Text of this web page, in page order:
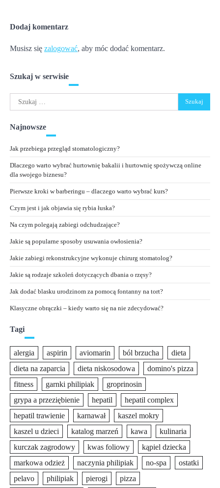
Dodaj komentarz
Musisz się zalogować, aby móc dodać komentarz.
Szukaj w serwisie
Szukaj:
Najnowsze
Jak przebiega przegląd stomatologiczny?
Dlaczego warto wybrać hurtownię bakalii i hurtownię spożywczą online
dla swojego biznesu?
Pierwsze kroki w barberingu – dlaczego warto wybrać kurs?
Czym jest i jak objawia się rybia łuska?
Na czym polegają zabiegi odchudzające?
Jakie są popularne sposoby usuwania owłosienia?
Jakie zabiegi rekonstrukcyjne wykonuje chirurg stomatolog?
Jakie są rodzaje szkoleń dotyczących dbania o rzęsy?
Jak dodać blasku urodzinom za pomocą fontanny na tort?
Klasyczne obrączki – kiedy warto się na nie zdecydować?
Tagi
alergia aspirin aviomarin ból brzucha
dieta
dieta na zaparcia
dieta niskosodowa
domino's pizza
fitness
garnki philipiak
groprinosin
grypa a przeziębienie
hepatil
hepatil complex
hepatil trawienie
karnawał
kaszel mokry
kaszel u dzieci
katalog marzeń kawa
kulinaria
kurczak zagrodowy
kwas foliowy
kąpiel dziecka
markowa odzież
naczynia philipiak no-spa
ostatki
pelavo
philipiak pierogi pizza